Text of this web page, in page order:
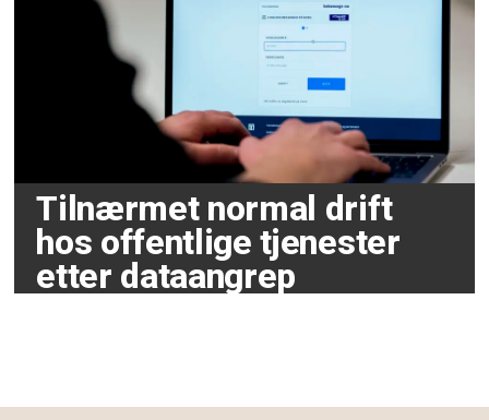
Tilnærmet normal drift
hos offentlige tjenester
etter dataangrep